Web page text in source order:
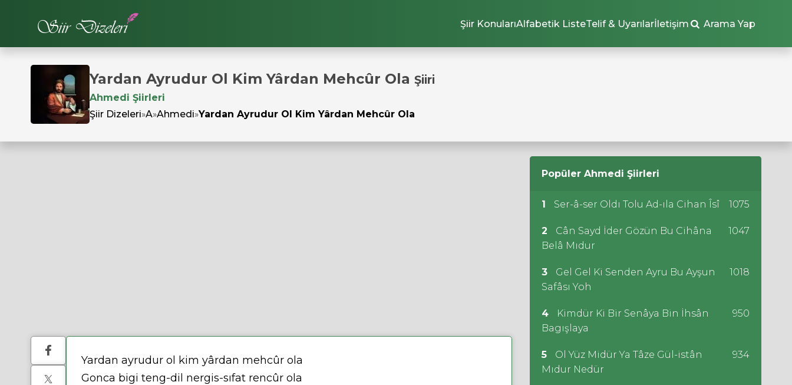
Şiir KonularıAlfabetik ListeTelif & Uyarılarİletişim Arama Yap
Yardan Ayrudur Ol Kim Yârdan Mehcûr Ola Şiiri
Ahmedi Şiirleri
Şiir Dizeleri»A»Ahmedi»Yardan Ayrudur Ol Kim Yârdan Mehcûr Ola
Yardan ayrudur ol kim yârdan mehcûr ola
Gonca bigi teng-dil nergis-sıfat rencûr ola
Popüler Ahmedi Şiirleri
1 Ser-â-ser Oldı Tolu Ad-ıla Cihan Îsî 1075
2
Cân Sayd İder Gözün Bu Cihâna
Belâ Mıdur
1047
3
Gel Gel Ki Senden Ayru Bu Ayşun
Safâsı Yoh
1018
4
Kimdür Ki Bir Senâya Bin İhsân
Bagışlaya
950
5
Ol Yüz Midür Ya Tâze Gül-istân
Mıdur Nedür
934